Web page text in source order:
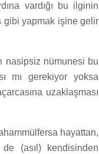
vardığı bu ilginin
gibi yapmak işine gelir
nasipsiz nümunesi bu
mı gerekiyor yoksa
uzaklaşması
hayattan,
de (asıl) kendisinden